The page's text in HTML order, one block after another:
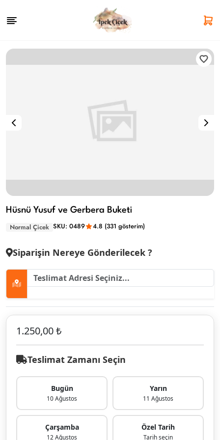
Hüsnü Yusuf ve Gerbera Buketi
Normal Çicek SKU: 0489 4.8 (331 gösterim)
Siparişin Nereye Gönderilecek ?
1.250,00 ₺
Teslimat Zamanı Seçin
Bugün
10 Ağustos
Yarın
11 Ağustos
Çarşamba
12 Ağustos
Özel Tarih
Tarih seçin